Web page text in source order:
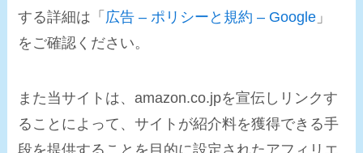
する詳細は「 広告 – ポリシーと規約 – Google 」
をご確認ください。
また当サイトは、amazon.co.jpを宣伝しリンクす
ることによって、サイトが紹介料を獲得できる手
段を提供することを目的に設定されたアフィリエ